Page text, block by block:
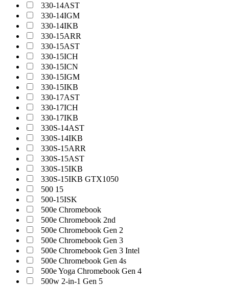
330-14AST
330-14IGM
330-14IKB
330-15ARR
330-15AST
330-15ICH
330-15ICN
330-15IGM
330-15IKB
330-17AST
330-17ICH
330-17IKB
330S-14AST
330S-14IKB
330S-15ARR
330S-15AST
330S-15IKB
330S-15IKB GTX1050
500 15
500-15ISK
500e Chromebook
500e Chromebook 2nd
500e Chromebook Gen 2
500e Chromebook Gen 3
500e Chromebook Gen 3 Intel
500e Chromebook Gen 4s
500e Yoga Chromebook Gen 4
500w 2-in-1 Gen 5